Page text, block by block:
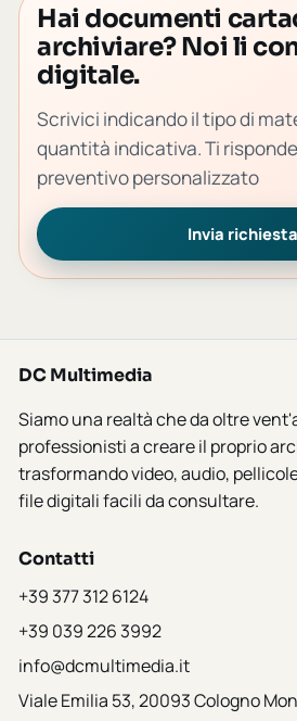
Hai documenti
archiviare? Noi li
digitale.
Scrivici indicando il tipo di
quantità indicativa. Ti
preventivo personalizzato
Invia richiesta
DC Multimedia
Siamo una realtà che da oltre
professionisti a creare il proprio
trasformando video, audio,
file digitali facili da consultare.
Contatti
+39 377 312 6124
+39 039 226 3992
info@dcmultimedia.it
Viale Emilia 53, 20093 Cologno